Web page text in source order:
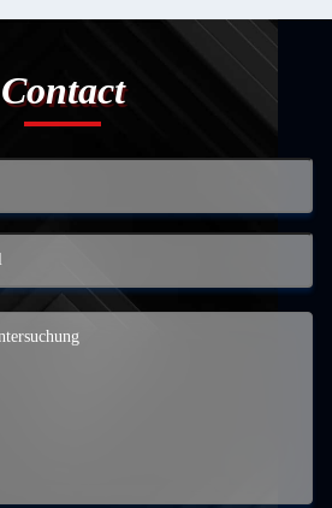
Contact